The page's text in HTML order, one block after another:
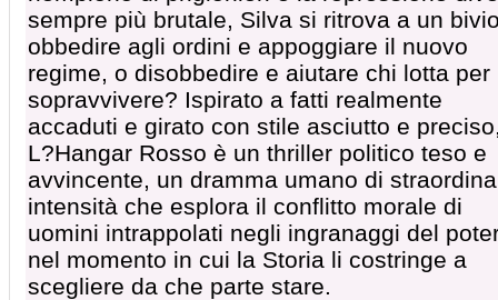
sempre più brutale, Silva si ritrova a un
obbedire agli ordini e appoggiare il nuovo
regime, o disobbedire e aiutare chi lotta per
sopravvivere? Ispirato a fatti realmente
accaduti e girato con stile asciutto e
L?Hangar Rosso è un thriller politico teso e
avvincente, un dramma umano di
intensità che esplora il conflitto morale di
uomini intrappolati negli ingranaggi del
nel momento in cui la Storia li costringe a
scegliere da che parte stare.